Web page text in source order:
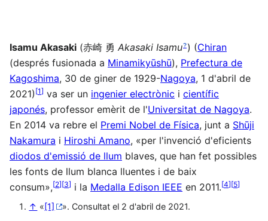
Isamu Akasaki (赤崎 勇 Akasaki Isamu?) (Chiran
(després fusionada a Minamikyūshū), Prefectura de
Kagoshima, 30 de giner de 1929-Nagoya, 1 d'abril de
2021) [1] va ser un ingenier electrònic i científic
japonés, professor emèrit de l'Universitat de Nagoya.
En 2014 va rebre el Premi Nobel de Física, junt a Shūji
Nakamura i Hiroshi Amano, «per l'invenció d'eficients
diodos d'emissió de llum blaves, que han fet possibles
les fonts de llum blanca lluentes i de baix
consum»,[2][3] i la Medalla Edison IEEE en 2011.[4][5]
↑ «[1]
». Consultat el 2 d'abril de 2021.